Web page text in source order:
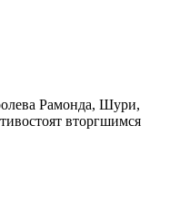
Рамонда, Шури,
вторгшимся